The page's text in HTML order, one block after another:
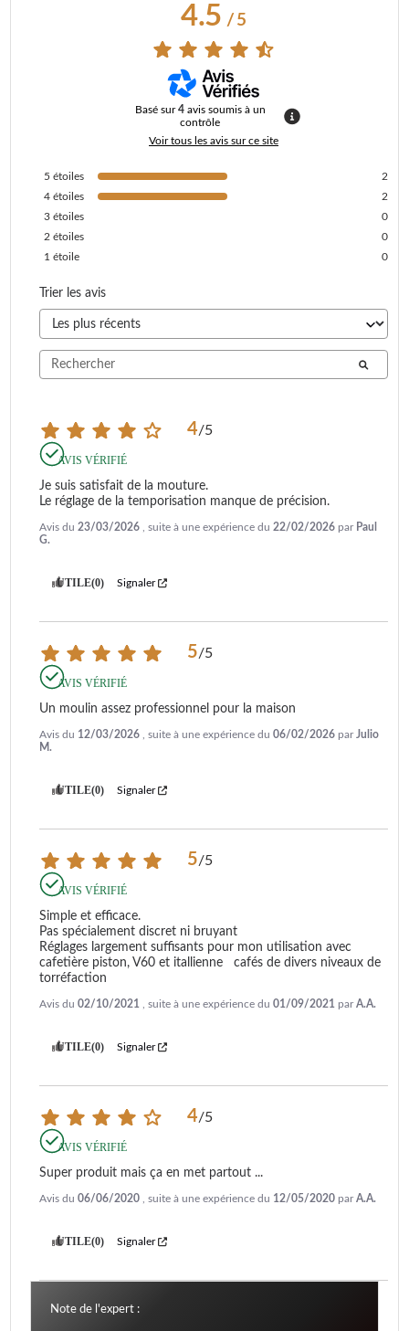
4.5/ 5
Basé sur4 avis soumis à un
contrôle
Voir tous les avis sur ce site
5 étoiles
2
4 étoiles
2
3 étoiles
0
2 étoiles
0
1 étoile 0
Trier les avis
4/5
AVIS VÉRIFIÉ
Je suis satisfait de la mouture.
Le réglage de la temporisation manque de précision.
Avis du 23/03/2026 , suite à une expérience du 22/02/2026 par Paul
G.
UTILE(0) Signaler
5/5
AVIS VÉRIFIÉ
Un moulin assez professionnel pour la maison
Avis du 12/03/2026 , suite à une expérience du 06/02/2026 parJulio
M.
UTILE(0) Signaler
5/5
AVIS VÉRIFIÉ
Simple et efficace.
Pas spécialement discret ni bruyant
Réglages largement suffisants pour mon utilisation avec
cafetière piston, V60 et itallienne   cafés de divers niveaux de
torréfaction
Avis du 02/10/2021 , suite à une expérience du 01/09/2021 parA.A.
UTILE(0) Signaler
4/5
AVIS VÉRIFIÉ
Super produit mais ça en met partout ...
Avis du 06/06/2020 , suite à une expérience du 12/05/2020 parA.A.
UTILE(0) Signaler
Note de l'expert :